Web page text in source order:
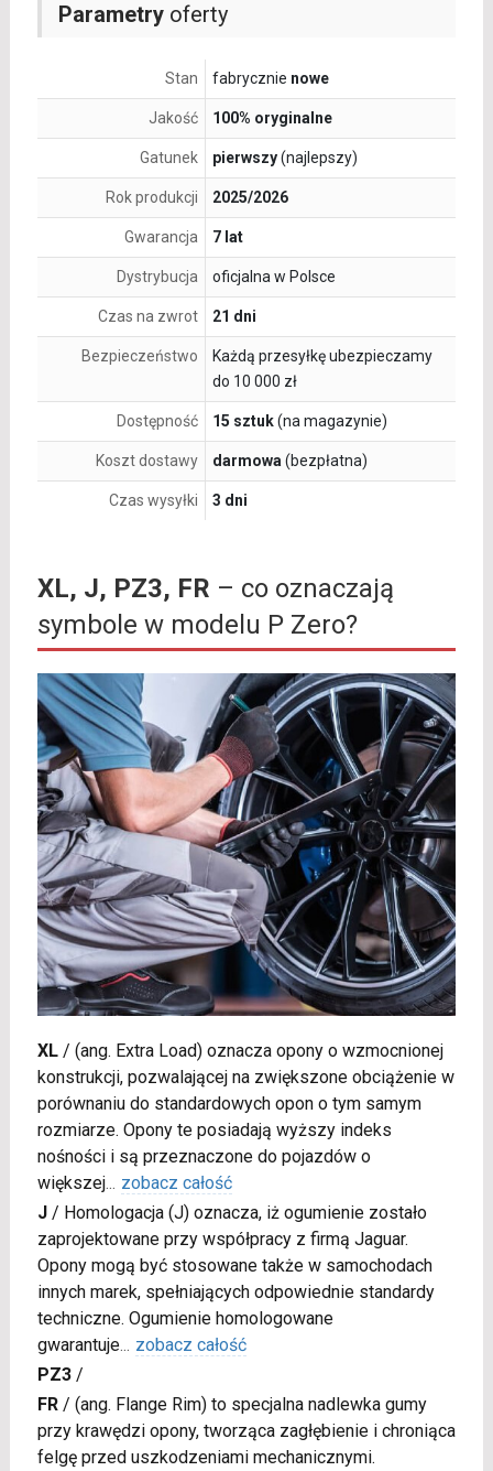
Parametryoferty
Stan fabrycznie nowe
Jakość 100% oryginalne
Gatunek pierwszy(najlepszy)
Rok produkcji 2025/2026
Gwarancja 7 lat
Dystrybucja oficjalna w Polsce
Czas na zwrot 21 dni
Bezpieczeństwo
Każdą przesyłkę ubezpieczamy
do 10 000 zł
Dostępność 15 sztuk(na magazynie)
Koszt dostawy darmowa (bezpłatna)
Czas wysyłki 3 dni
XL, J, PZ3, FR – co oznaczają
symbole w modelu P Zero?
XL/ (ang. Extra Load) oznacza opony o wzmocnionej
konstrukcji, pozwalającej na zwiększone obciążenie w
porównaniu do standardowych opon o tym samym
rozmiarze. Opony te posiadają wyższy indeks
nośności i są przeznaczone do pojazdów o
większej... zobacz całość
J/ Homologacja (J) oznacza, iż ogumienie zostało
zaprojektowane przy współpracy z firmą Jaguar.
Opony mogą być stosowane także w samochodach
innych marek, spełniających odpowiednie standardy
techniczne. Ogumienie homologowane
gwarantuje... zobacz całość
PZ3/
FR/ (ang. Flange Rim) to specjalna nadlewka gumy
przy krawędzi opony, tworząca zagłębienie i chroniąca
felgę przed uszkodzeniami mechanicznymi.